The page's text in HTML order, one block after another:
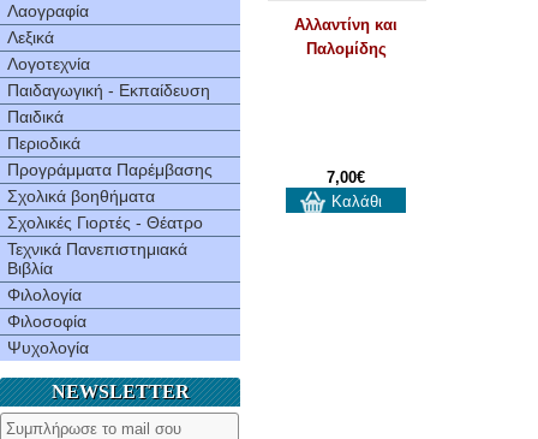
Λαογραφία
Λεξικά
Λογοτεχνία
Παιδαγωγική - Εκπαίδευση
Παιδικά
Περιοδικά
Προγράμματα Παρέμβασης
Σχολικά βοηθήματα
Σχολικές Γιορτές - Θέατρο
Τεχνικά Πανεπιστημιακά
Βιβλία
Φιλολογία
Φιλοσοφία
Ψυχολογία
NEWSLETTER
Αλλαντίνη και
Παλομίδης
7,00€
Καλάθι